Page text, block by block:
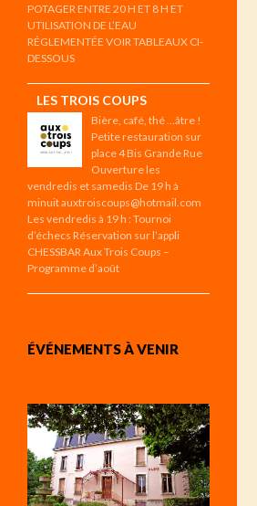
POTAGER ENTRE 20 H ET 8 H ET
UTILISATION DE L’EAU
RÉGLEMENTÉE VOIR TABLEAUX CI-
DESSOUS
LES TROIS COUPS
Bière, café, thé …âtre !
Petite restauration sur
place 4 Bis Grande Rue
Ouverture les
vendredis et samedis De 19 h à
minuit auxtroiscoups@hotmail.com
Les vendredis à 19 h : Tournoi
d’échecs Réservation sur l’appli
CHESSBAR Aux Trois Coups –
Programme d’août
ÉVÉNEMENTS À VENIR